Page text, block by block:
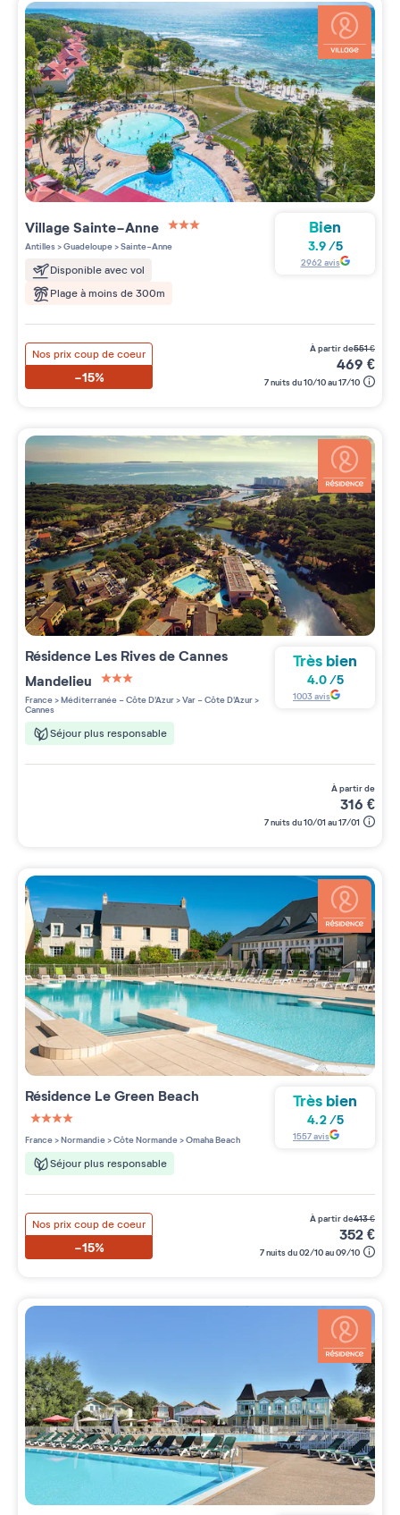
VillageSainte-Anne
3 étoiles sur 5
Antilles>Guadeloupe>Sainte-Anne
Disponible avec vol
Plage à moins de 300m
Bien
3.9/5
2962 avis
Nos prix coup de coeur
-15%
à partir de551€
469 €
7 nuits du 10/10 au 17/10
Résidence Les Rives de Cannes
Mandelieu
3 étoiles sur 5
France>Méditerranée - Côte D'Azur>Var - Côte D'Azur>
Cannes
Séjour plus responsable
Très bien
4.0/5
1003avis
à partir de
316 €
7 nuits du 10/01 au 17/01
Résidence Le Green Beach
4 étoiles sur 5
France>Normandie>Côte Normande>Omaha Beach
Séjour plus responsable
Très bien
4.2/5
1557avis
Nos prix coup de coeur
-15%
à partir de413€
352€
7 nuits du 02/10 au 09/10